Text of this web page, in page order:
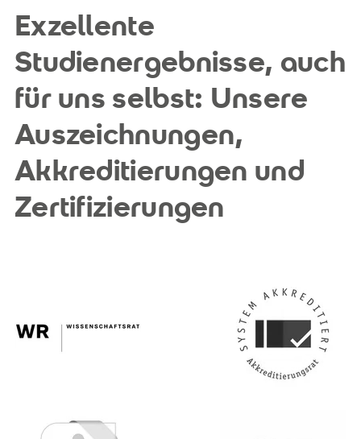
Exzellente
Studienergebnisse, auch
für uns selbst: Unsere
Auszeichnungen,
Akkreditierungen und
Zertifizierungen